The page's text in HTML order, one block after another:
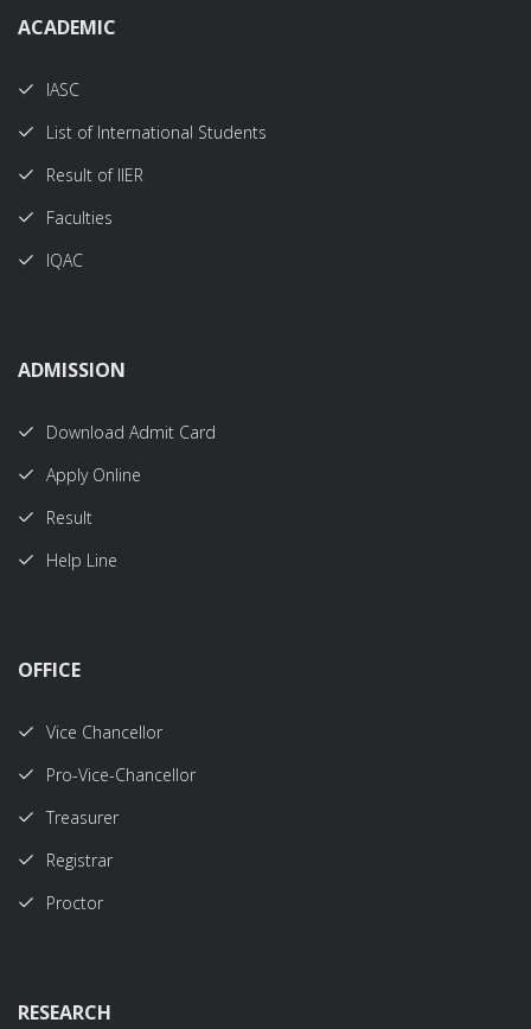
ACADEMIC
IASC
List of International Students
Result of IIER
Faculties
IQAC
ADMISSION
Download Admit Card
Apply Online
Result
Help Line
OFFICE
Vice Chancellor
Pro-Vice-Chancellor
Treasurer
Registrar
Proctor
RESEARCH